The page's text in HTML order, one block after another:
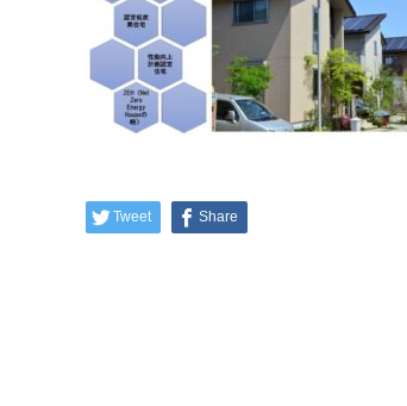
Tweet Share